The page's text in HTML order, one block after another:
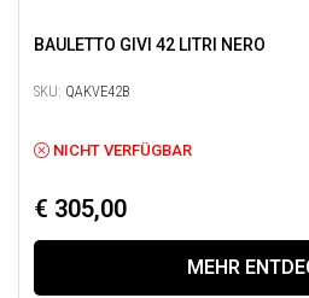
BAULETTO GIVI 42 LITRI NERO
SKU: QAKVE42B
NICHT VERFÜGBAR
€ 305,00
MEHR